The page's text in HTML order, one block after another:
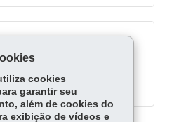
cookies
garantir seu
além de cookies do
exibição de vídeos e